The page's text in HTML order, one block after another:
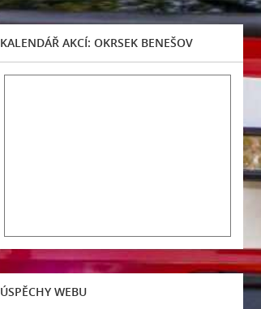
KALENDÁŘ AKCÍ: OKRSEK BENEŠOV
ÚSPĚCHY WEBU